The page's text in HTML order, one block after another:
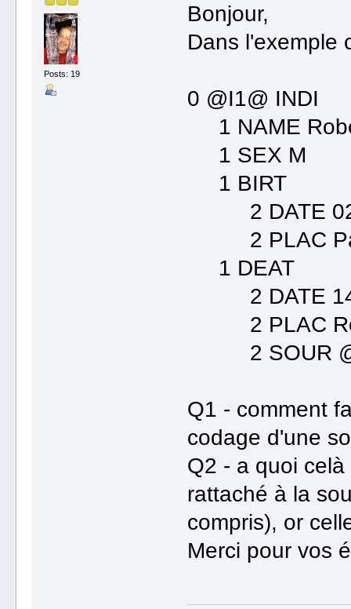
Posts: 19
Bonjour,
Dans l'exemple
0 @I1@ INDI
1 NAME
1 SEX M
1 BIRT
2 DATE 02
2 PLAC
1 DEAT
2 DATE 14
2 PLAC
2 SOUR
Q1 - comment
codage d'une
Q2 - a quoi
rattaché à la
compris), or
Merci pour vos